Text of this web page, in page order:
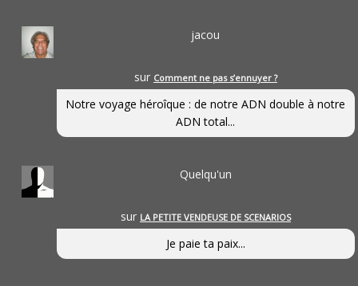
jacou
sur Comment ne pas s’ennuyer ?
Notre voyage héroîque : de notre ADN double à notre
ADN total...
Quelqu'un
sur LA PETITE VENDEUSE DE SCENARIOS
Je paie ta paix...